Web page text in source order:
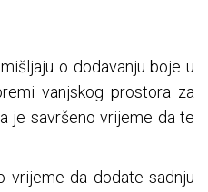
o dodavanju boje u
vanjskog prostora za
je savršeno vrijeme da te
vrijeme da dodate sadnju